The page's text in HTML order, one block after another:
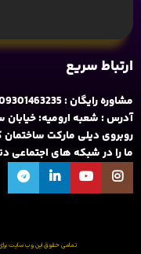
ارتباط سریع
مشاوره رایگان : 09301463235
آدرس : شعبه ارومیه: خیابان
روبروی دیلی مارکت ساختمان کوثر 1 -
ما را در شبکه های اجتماعی
تمامی حقوق این وب سایت